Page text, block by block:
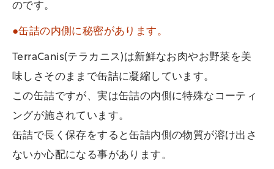
のです。
●缶詰の内側に秘密があります。
TerraCanis(テラカニス)は新鮮なお肉やお野菜を美
味しさそのままで缶詰に凝縮しています。
この缶詰ですが、実は缶詰の内側に特殊なコーティ
ングが施されています。
缶詰で長く保存をすると缶詰内側の物質が溶け出さ
ないか心配になる事があります。